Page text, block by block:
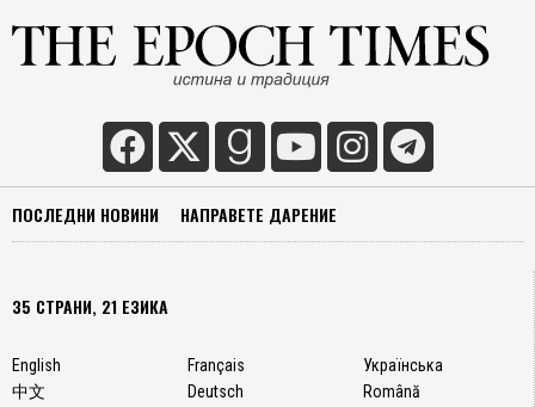
ПОСЛЕДНИ НОВИНИ НАПРАВЕТЕ ДАРЕНИЕ
35 СТРАНИ, 21 ЕЗИКА
English
中文
Français
Deutsch
Українська
Română